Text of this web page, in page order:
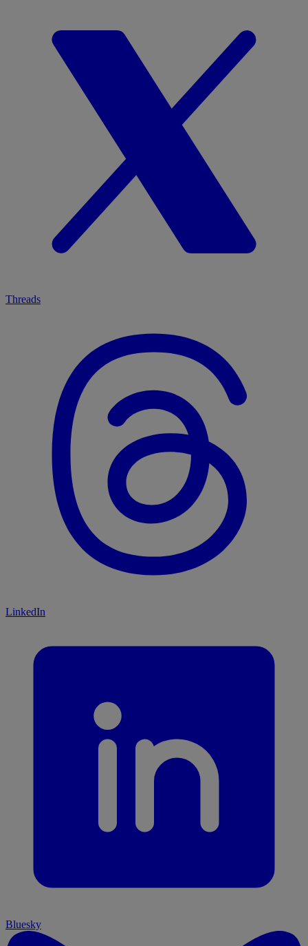
Threads
LinkedIn
Bluesky